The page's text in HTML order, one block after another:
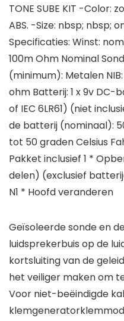
TONE SUBE KIT -Color:
ABS. -Size: nbsp; nbsp;
Specificaties: Winst:
100m Ohm Nominal
(minimum): Metalen
ohm Batterij: 1 x 9v DC-
of IEC 6LR61) (niet
de batterij (nominaal):
tot 50 graden Celsius
Pakket inclusief 1 *
delen) (exclusief
N1 * Hoofd veranderen
Geïsoleerde sonde en
luidsprekerbuis op de
kortsluiting van de
het veiliger maken om
Voor niet-beëindigde